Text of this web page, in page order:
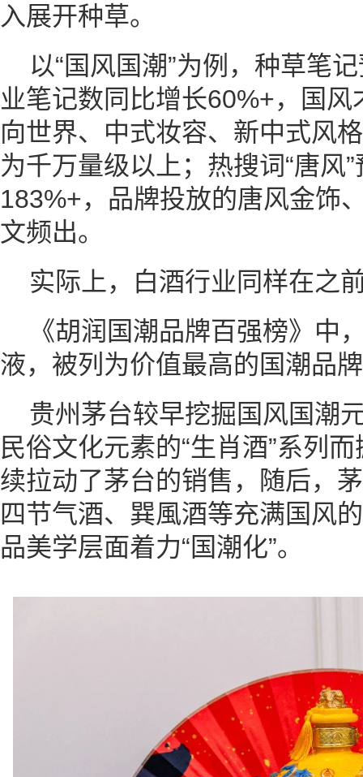
入展开种草。
以“国风国潮”为例，种草笔
业笔记数同比增长60%+，国
向世界、中式妆容、新中式风
为千万量级以上；热搜词“唐风
183%+，品牌投放的唐风金饰
文频出。
实际上，白酒行业同样在之
《胡润国潮品牌百强榜》中
液，被列为价值最高的国潮品
贵州茅台较早挖掘国风国潮
民俗文化元素的“生肖酒”系列
续拉动了茅台的销售，随后，
四节气酒、巽風酒等充满国风
品美学层面着力“国潮化”。